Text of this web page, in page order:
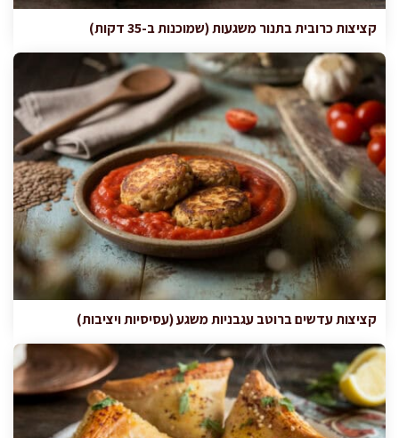
קציצות כרובית בתנור משגעות (שמוכנות ב-35 דקות)
קציצות עדשים ברוטב עגבניות משגע (עסיסיות ויציבות)